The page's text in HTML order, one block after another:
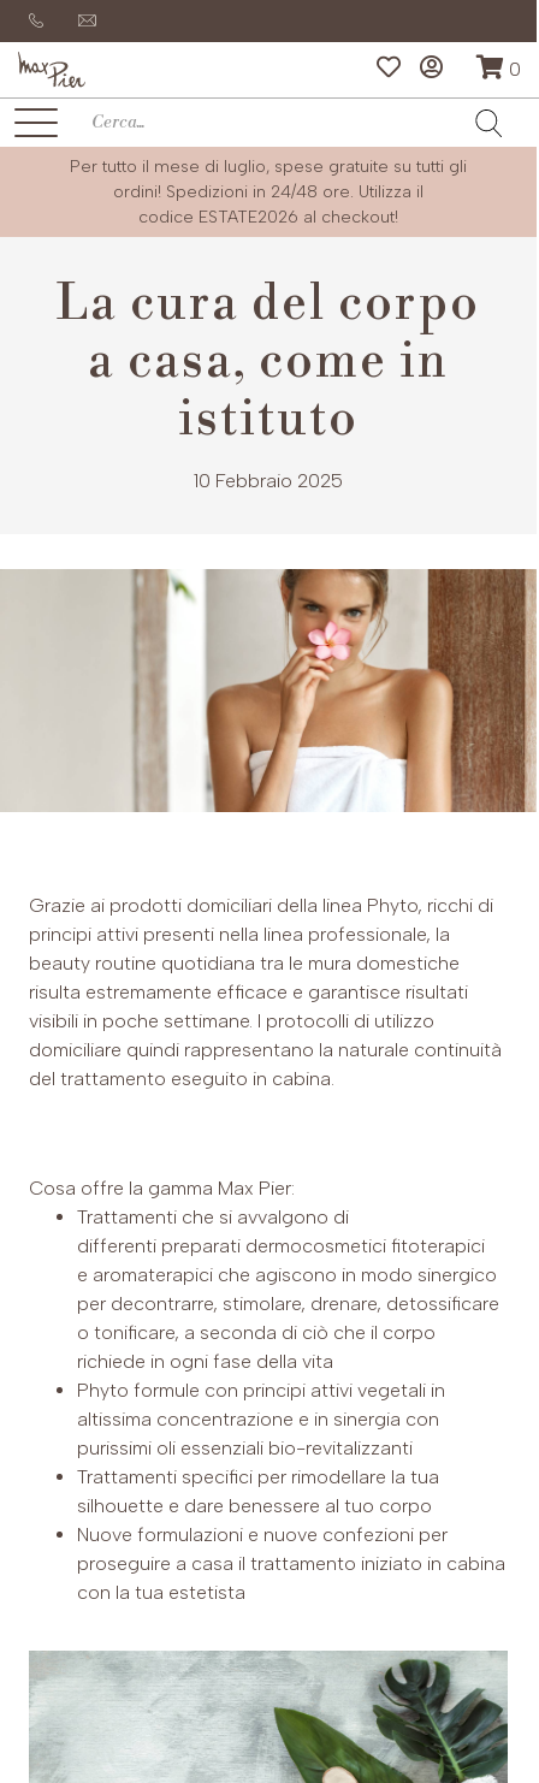
0
Per tutto il mese di luglio, spese gratuite su tutti gli
ordini! Spedizioni in 24/48 ore. Utilizza il
codice ESTATE2026 al checkout!
La cura del corpo
a casa, come in
istituto
10 Febbraio 2025
Grazie ai prodotti domiciliari della linea Phyto, ricchi di
principi attivi presenti nella linea professionale, la
beauty routine quotidiana tra le mura domestiche
risulta estremamente efficace e garantisce risultati
visibili in poche settimane. I protocolli di utilizzo
domiciliare quindi rappresentano la naturale continuità
del trattamento eseguito in cabina.
Cosa offre la gamma Max Pier:
Trattamenti che si avvalgono di
differenti preparati dermocosmetici fitoterapici
e aromaterapici che agiscono in modo sinergico
per decontrarre, stimolare, drenare, detossificare
o tonificare, a seconda di ciò che il corpo
richiede in ogni fase della vita
Phyto formule con principi attivi vegetali in
altissima concentrazione e in sinergia con
purissimi oli essenziali bio-revitalizzanti
Trattamenti specifici per rimodellare la tua
silhouette e dare benessere al tuo corpo
Nuove formulazioni e nuove confezioni per
proseguire a casa il trattamento iniziato in cabina
con la tua estetista